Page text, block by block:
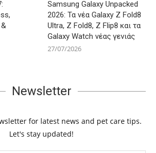
Samsung Galaxy Unpacked
2026: Τα νέα Galaxy Z Fold8
Ultra, Z Fold8, Z Flip8 και τα
Galaxy Watch νέας γενιάς
27/07/2026
Newsletter
for latest news and pet care tips.
Let's stay updated!